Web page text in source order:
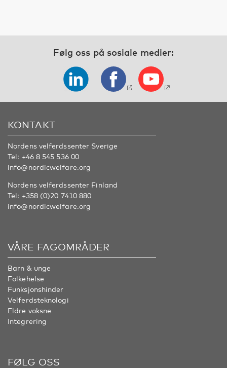
Følg oss på sosiale medier:
KONTAKT
Nordens velferdssenter Sverige
Tel: +46 8 545 536 00
info@nordicwelfare.org
Nordens velferdssenter Finland
Tel: +358 (0)20 7410 880
info@nordicwelfare.org
VÅRE FAGOMRÅDER
Barn & unge
Folkehelse
Funksjonshinder
Velferdsteknologi
Eldre voksne
Integrering
FØLG OSS